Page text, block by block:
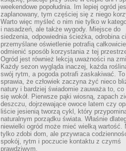
weekendowe popołudnia. Im lepiej ogród
zaplanowany, tym częściej się z niego
Warto więc myśleć o nim nie tylko w
i nasadzeń, ale także wygody. Miejsce do
siedzenia, odpowiednia ścieżka, odrobina
przemyślane oświetlenie potrafią całkowicie
odmienić sposób korzystania z tej
Ogród jest również lekcją uważności na
Każdy sezon wygląda inaczej, każda
swój rytm, a pogoda potrafi zaskakiwać. To
sprawia, że człowiek zaczyna żyć nieco
natury i bardziej świadomie zauważa to, co
się wokół. Pierwsze pąki wiosną, zapach
deszczu, dojrzewające owoce latem czy
liście jesienią tworzą cykl, który
naturalnym porządku świata. Właśnie
niewielki ogród może mieć wielką wartość.
tylko zdobi dom, ale przywraca
spokój, rytm i poczucie kontaktu z czymś
prawdziwym.